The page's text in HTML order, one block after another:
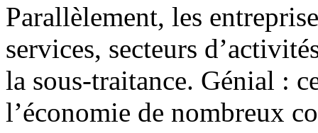
Parallèlement, les
services, secteurs
la sous-traitance. Génial :
l’économie de nombreux